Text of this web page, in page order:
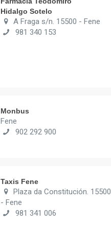
Hidalgo Sotelo
A Fraga s/n. 15500 - Fene
981 340 153
Monbus
Fene
902 292 900
Taxis Fene
Plaza da Constitución. 15500
- Fene
981 341 006